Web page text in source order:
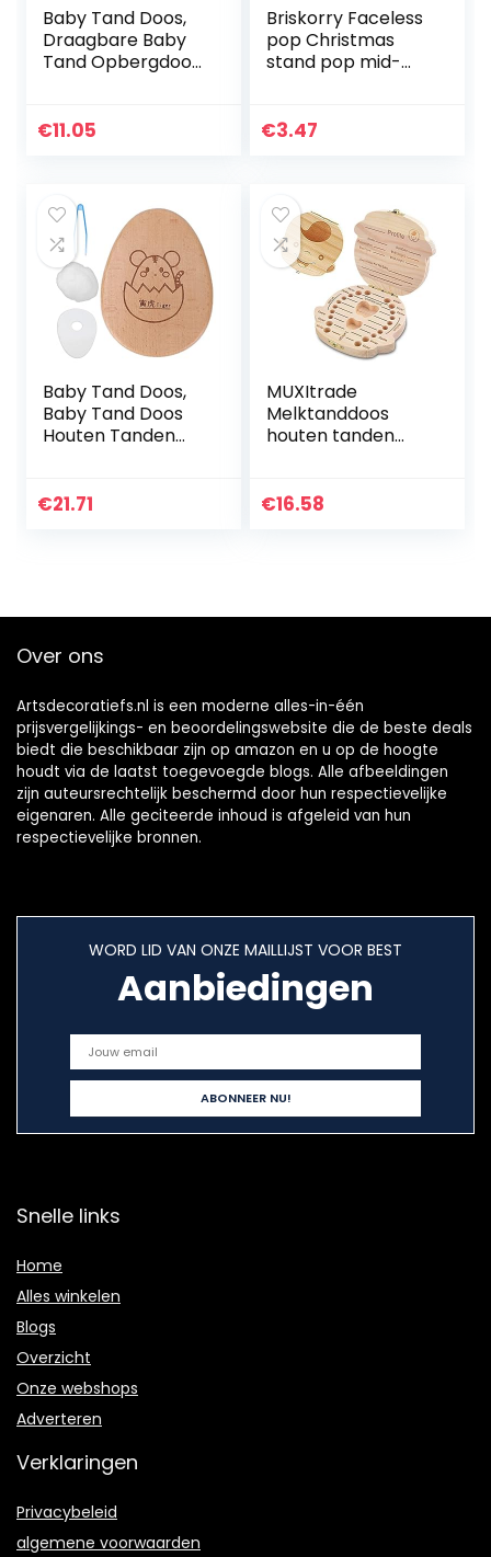
Baby Tand Doos,
Draagbare Baby
Tand Opbergdoos
Keepsake Holder
€11.05
Briskorry Faceless
pop Christmas
stand pop mid-
decoratie (A, 1
€3.47
Baby Tand Doos,
Baby Tand Doos
Houten Tanden
Tanden Baby
€21.71
MUXItrade
Melktanddoos
houten tanden
bewaren van
€16.58
Over ons
Artsdecoratiefs.nl is een moderne alles-in-één
prijsvergelijkings- en beoordelingswebsite die de beste deals
biedt die beschikbaar zijn op amazon en u op de hoogte
houdt via de laatst toegevoegde blogs. Alle afbeeldingen
zijn auteursrechtelijk beschermd door hun respectievelijke
eigenaren. Alle geciteerde inhoud is afgeleid van hun
respectievelijke bronnen.
WORD LID VAN ONZE MAILLIJST VOOR BEST
Aanbiedingen
Snelle links
Home
Alles winkelen
Blogs
Overzicht
Onze webshops
Adverteren
Verklaringen
Privacybeleid
algemene voorwaarden